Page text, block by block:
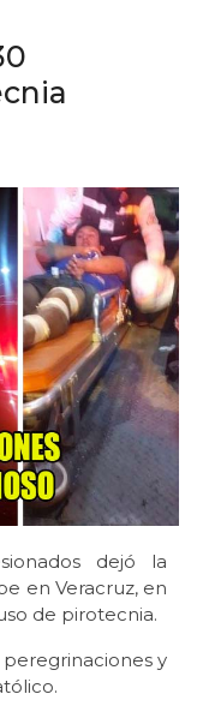
dejó la
en Veracruz, en
de pirotecnia.
y